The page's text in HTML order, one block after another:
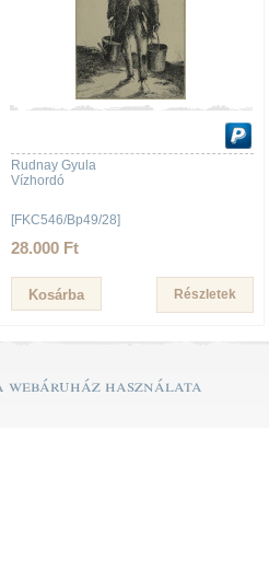
Rudnay Gyula
Vízhordó
[FKC546/Bp49/28]
28.000 Ft
Részletek
webáruház használata